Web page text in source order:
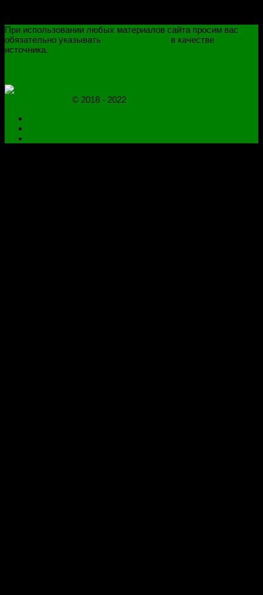
При использовании любых материалов сайта просим вас
обязательно указывать
в качестве
источника.
© 2018 - 2022